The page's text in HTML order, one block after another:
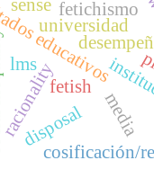
universidad
fetichismo
educativos
fetish
disposal
cosificación/
media
lms
sense